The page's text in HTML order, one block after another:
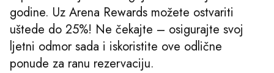
godine. Uz Arena Rewards možete ostvariti
uštede do 25%! Ne čekajte – osigurajte svoj
ljetni odmor sada i iskoristite ove odlične
ponude za ranu rezervaciju.